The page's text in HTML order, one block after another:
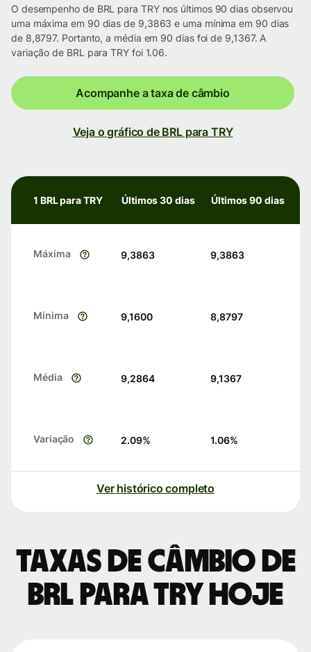
O desempenho de BRL para TRY nos últimos 90 dias observou
uma máxima em 90 dias de 9,3863 e uma mínima em 90 dias
de 8,8797. Portanto, a média em 90 dias foi de 9,1367. A
variação de BRL para TRY foi 1.06.
Acompanhe a taxa de câmbio
Veja o gráfico de BRL para TRY
1 BRL para TRY Últimos 30 dias Últimos 90 dias
Máxima 9,3863 9,3863
Mínima 9,1600 8,8797
Média 9,2864 9,1367
Variação 2.09% 1.06%
Ver histórico completo
Taxas de câmbio de
BRL para TRY hoje